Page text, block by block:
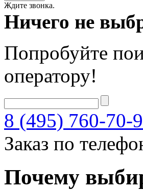
Ждите звонка.
Ничего не
Попробуйте
оператору!
8 (495) 760-70-
Заказ по
Почему